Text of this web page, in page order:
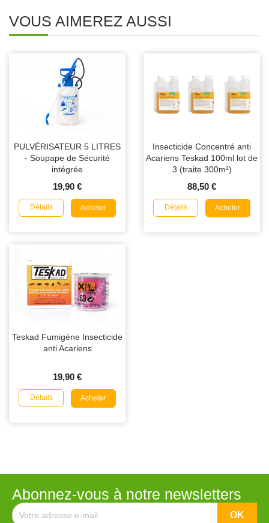
VOUS AIMEREZ AUSSI
PULVÉRISATEUR 5 LITRES
- Soupape de Sécurité
intégrée
19,90 €
Détails Acheter
Insecticide Concentré anti
Acariens Teskad 100ml lot de
3 (traite 300m²)
88,50 €
Détails Acheter
Teskad Fumigène Insecticide
anti Acariens
19,90 €
Détails Acheter
Abonnez-vous à notre newsletters